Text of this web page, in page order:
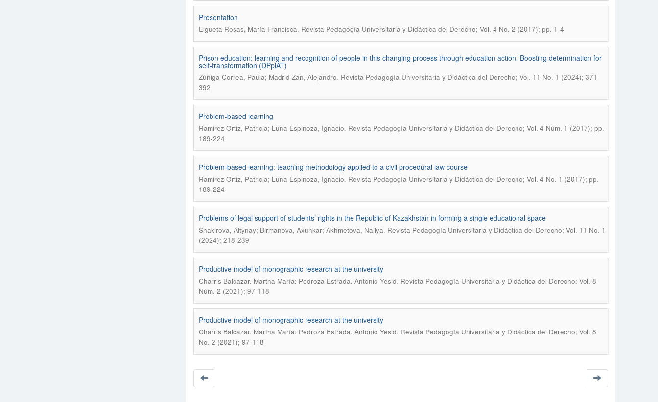
Presentation
Elgueta Rosas, María Francisca. Revista Pedagogía Universitaria y Didáctica del Derecho; Vol. 4 No. 2 (2017); pp. 1-4
Prison education: learning and recognition of people in this changing process through education action. Boosting determination for
self-transformation (DPplAT)
Zúñiga Correa, Paula; Madrid Zan, Alejandro. Revista Pedagogía Universitaria y Didáctica del Derecho; Vol. 11 No. 1 (2024); 371-
392
Problem-based learning
Ramirez Ortiz, Patricia; Luna Espinoza, Ignacio. Revista Pedagogía Universitaria y Didáctica del Derecho; Vol. 4 Núm. 1 (2017); pp.
189-224
Problem-based learning: teaching methodology applied to a civil procedural law course
Ramirez Ortiz, Patricia; Luna Espinoza, Ignacio. Revista Pedagogía Universitaria y Didáctica del Derecho; Vol. 4 No. 1 (2017); pp.
189-224
Problems of legal support of students’ rights in the Republic of Kazakhstan in forming a single educational space
Shakirova, Аltynay; Birmanova, Axunkar; Akhmetova, Nailya. Revista Pedagogía Universitaria y Didáctica del Derecho; Vol. 11 No. 1
(2024); 218-239
Productive model of monographic research at the university
Charris Balcazar, Martha María; Pedroza Estrada, Antonio Yesid. Revista Pedagogía Universitaria y Didáctica del Derecho; Vol. 8
Núm. 2 (2021); 97-118
Productive model of monographic research at the university
Charris Balcazar, Martha María; Pedroza Estrada, Antonio Yesid. Revista Pedagogía Universitaria y Didáctica del Derecho; Vol. 8
No. 2 (2021); 97-118